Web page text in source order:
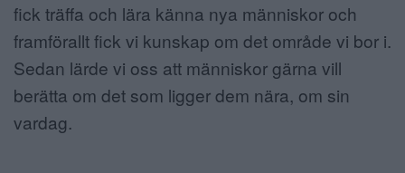
fick träffa och lära känna nya människor och
framförallt fick vi kunskap om det område vi bor i.
Sedan lärde vi oss att människor gärna vill
berätta om det som ligger dem nära, om sin
vardag.